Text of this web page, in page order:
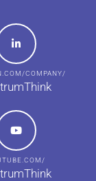
COMPANY/